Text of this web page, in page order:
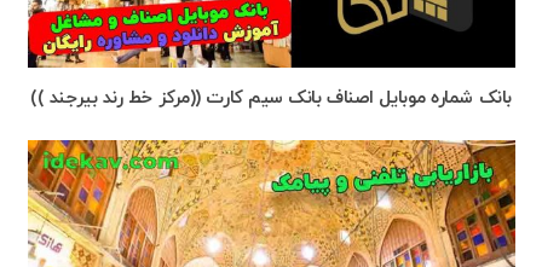
بانک شماره موبایل اصناف بانک سیم کارت ((مرکز خط رند بیرجند ))